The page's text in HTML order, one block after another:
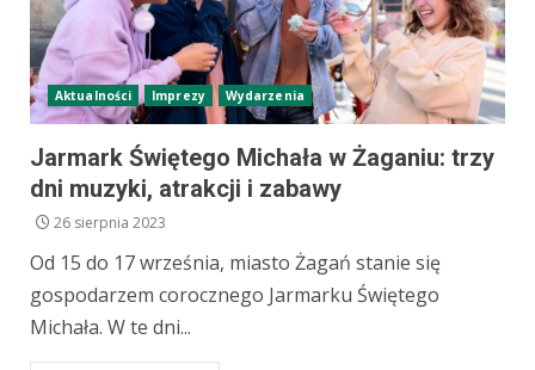
Aktualności Imprezy Wydarzenia
Jarmark Świętego Michała w Żaganiu: trzy
dni muzyki, atrakcji i zabawy
26 sierpnia 2023
Od 15 do 17 września, miasto Żagań stanie się
gospodarzem corocznego Jarmarku Świętego
Michała. W te dni...